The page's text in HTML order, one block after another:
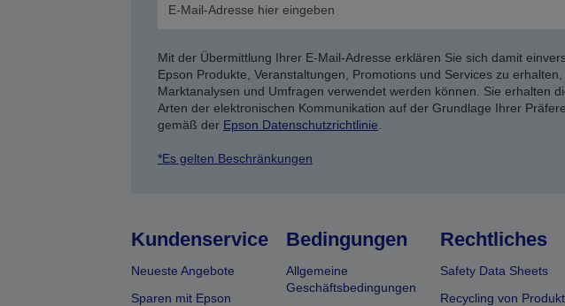
Mit der Übermittlung Ihrer E-Mail-Adresse erklären Sie sich damit
Epson Produkte, Veranstaltungen, Promotions und Services zu
Marktanalysen und Umfragen verwendet werden können. Sie erhalten
Arten der elektronischen Kommunikation auf der Grundlage Ihrer
gemäß der Epson Datenschutzrichtlinie
*Es gelten Beschränkungen
Kundenservice
Neueste Angebote
Sparen mit Epson
Bedingungen
Allgemeine
Geschäftsbedingungen
Rechtliches
Safety Data Sheets
Recycling von